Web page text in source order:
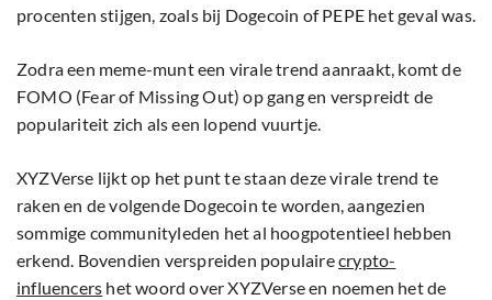
procenten stijgen, zoals bij Dogecoin of PEPE het geval was.
Zodra een meme-munt een virale trend aanraakt, komt de
FOMO (Fear of Missing Out) op gang en verspreidt de
populariteit zich als een lopend vuurtje.
XYZVerse lijkt op het punt te staan deze virale trend te
raken en de volgende Dogecoin te worden, aangezien
sommige communityleden het al hoogpotentieel hebben
erkend. Bovendien verspreiden populairecrypto-
influencers het woord over XYZVerse en noemen het de